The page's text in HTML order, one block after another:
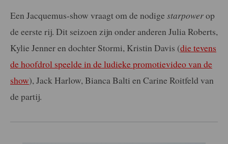
Een Jacquemus-show vraagt om de nodige starpowerop
de eerste rij. Dit seizoen zijn onder anderen Julia Roberts,
Kylie Jenner en dochter Stormi, Kristin Davis (die tevens
de hoofdrol speelde in de ludieke promotievideo van de
show), Jack Harlow, Bianca Balti en Carine Roitfeld van
de partij.